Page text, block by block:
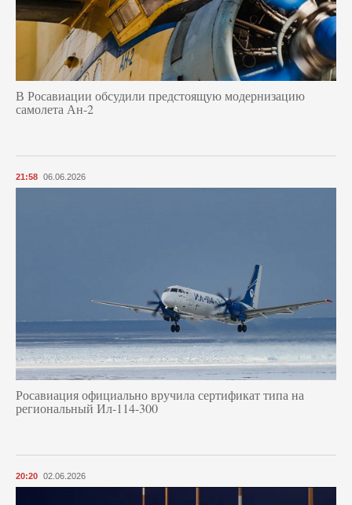
В Росавиации обсудили предстоящую модернизацию
самолета Ан-2
21:58 06.06.2026
Росавиация официально вручила сертификат типа на
региональный Ил-114-300
20:20 02.06.2026